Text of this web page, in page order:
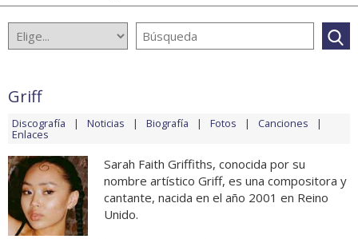
Griff
Discografía Noticias Biografía Fotos Canciones
Enlaces
Sarah Faith Griffiths, conocida por su
nombre artístico Griff, es una compositora y
cantante, nacida en el año 2001 en Reino
Unido.